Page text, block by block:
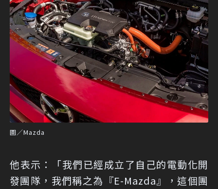
圖／Mazda
他表示：「我們已經成立了自己的電動化開
發團隊，我們稱之為『E-Mazda』，這個團